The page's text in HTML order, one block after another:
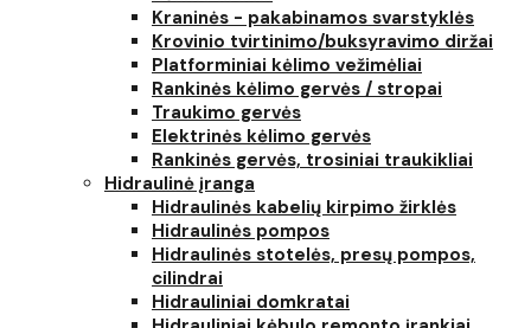
Kraninės - pakabinamos svarstyklės
Krovinio tvirtinimo/buksyravimo diržai
Platforminiai kėlimo vežimėliai
Rankinės kėlimo gervės / stropai
Traukimo gervės
Elektrinės kėlimo gervės
Rankinės gervės, trosiniai traukikliai
Hidraulinė įranga
Hidraulinės kabelių kirpimo žirklės
Hidraulinės pompos
Hidraulinės stotelės, presų pompos,
cilindrai
Hidrauliniai domkratai